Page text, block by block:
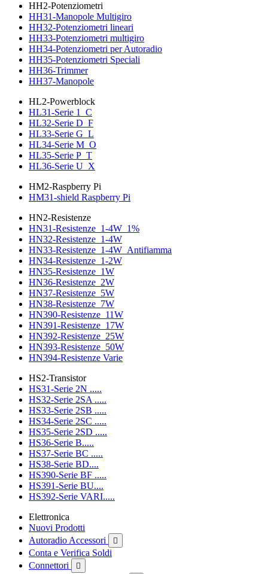
HH2-Potenziometri
HH31-Manopole Multigiro
HH32-Potenziometri lineari
HH33-Potenziometri multigiro
HH34-Potenziometri per Autoradio
HH35-Potenziometri Speciali
HH36-Trimmer
HH37-Manopole
HL2-Powerblock
HL31-Serie 1_C
HL32-Serie D_F
HL33-Serie G_L
HL34-Serie M_O
HL35-Serie P_T
HL36-Serie U_X
HM2-Raspberry Pi
HM31-shield Raspberry Pi
HN2-Resistenze
HN31-Resistenze_1-4W_1%
HN32-Resistenze_1-4W
HN33-Resistenze_1-4W_Antifiamma
HN34-Resistenze_1-2W
HN35-Resistenze_1W
HN36-Resistenze_2W
HN37-Resistenze_5W
HN38-Resistenze_7W
HN390-Resistenze_11W
HN391-Resistenze_17W
HN392-Resistenze_25W
HN393-Resistenze_50W
HN394-Resistenze Varie
HS2-Transistor
HS31-Serie 2N .....
HS32-Serie 2SA .....
HS33-Serie 2SB .....
HS34-Serie 2SC .....
HS35-Serie 2SD .....
HS36-Serie B.....
HS37-Serie BC .....
HS38-Serie BD....
HS390-Serie BF .....
HS391-Serie BU....
HS392-Serie VARI.....
Elettronica
Nuovi Prodotti
Autoradio Accessori

Conta e Verifica Soldi
Connettori
